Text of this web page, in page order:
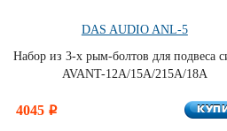
DAS AUDIO ANL-5
Набор из 3-х рым-болтов для подвеса
AVANT-12A/15A/215A/18A
4045 i